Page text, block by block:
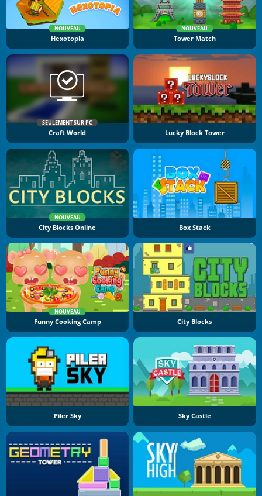
NOUVEAU
Hexotopia
NOUVEAU
Tower Match
SEULEMENT SUR PC
Craft World Lucky Block Tower
NOUVEAU
City Blocks Online Box Stack
NOUVEAU
Funny Cooking Camp City Blocks
Piler Sky Sky Castle